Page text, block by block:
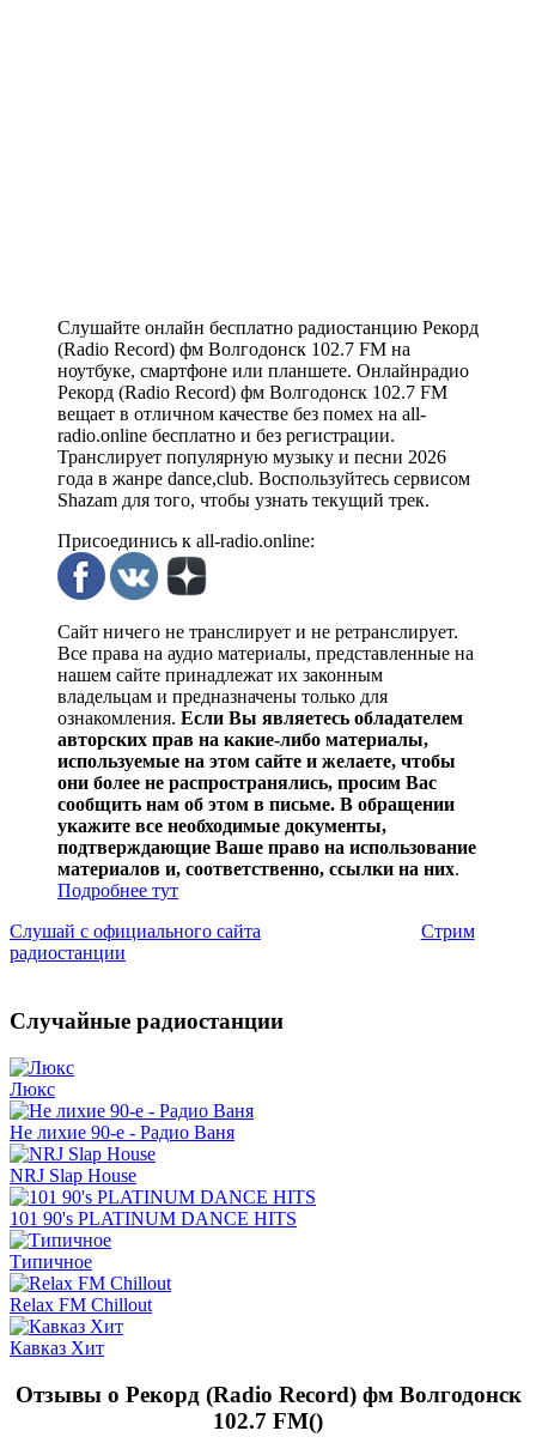
Слушайте онлайн бесплатно радиостанцию Рекорд
(Radio Record) фм Волгодонск 102.7 FM на
ноутбуке, смартфоне или планшете. Онлайнрадио
Рекорд (Radio Record) фм Волгодонск 102.7 FM
вещает в отличном качестве без помех на all-
radio.online бесплатно и без регистрации.
Транслирует популярную музыку и песни 2026
года в жанре dance,club. Воспользуйтесь сервисом
Shazam для того, чтобы узнать текущий трек.
Присоединись к all-radio.online:
Сайт ничего не транслирует и не ретранслирует.
Все права на аудио материалы, представленные на
нашем сайте принадлежат их законным
владельцам и предназначены только для
ознакомления. Если Вы являетесь обладателем
авторских прав на какие-либо материалы,
используемые на этом сайте и желаете, чтобы
они более не распространялись, просим Вас
сообщить нам об этом в письме. В обращении
укажите все необходимые документы,
подтверждающие Ваше право на использование
материалов и, соответственно, ссылки на них.
Подробнее тут
Слушай с официального сайта
Стрим
радиостанции
Случайные радиостанции
Люкс
Не лихие 90-е - Радио Ваня
NRJ Slap House
101 90's PLATINUM DANCE HITS
Типичное
Relax FM Chillout
Кавказ Хит
Отзывы о Рекорд (Radio Record) фм Волгодонск
102.7 FM()